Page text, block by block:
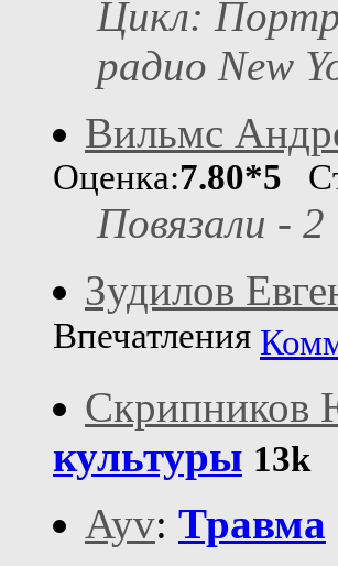
Цикл:
радио New
Вильмс
Оценка:7.80*5
Повязали - 2
Зудилов
Впечатления
Скрипников
культуры 13k
Ayv: Травма